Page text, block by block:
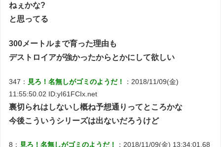
ねぇかな?
と思ってる
300メートルまで育った理由も
デストロイアが強かったからとかにして欲しい
347： 見ろ！名無しがゴミのようだ！
：2018/11/09(金)
11:55:50.02 ID:yI61FCIx.net
裏切られはしないし概ね予想通りってところかな
今後こういうシリーズは出ないだろうけど
8： 見ろ！名無しがゴミのようだ！
：2018/11/09(金) 13:34:01.68